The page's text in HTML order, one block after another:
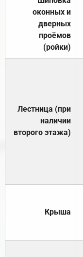
оконных и
дверных
проёмов
(ройки)
Лестница (при
наличии
второго этажа)
Крыша